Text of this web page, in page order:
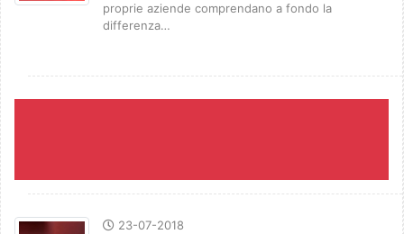
proprie aziende comprendano a fondo la
differenza…
23-07-2018